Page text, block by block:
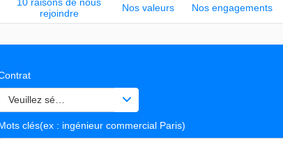
10 raisons de nous
rejoindre
Nos valeurs Nos engagements
Veuillez sélectionner une ou des valeurs
valeurs
clés(ex : ingénieur commercial Paris)